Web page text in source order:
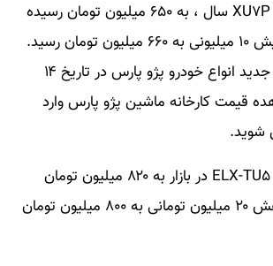
همچنین پژو پارس XU۷P سال ، به ۶۵۰ میلیون تومان رسیده
است وامروز با افزایش ۱۰ میلیونی به ۶۶۰ میلیون تومان رسید.
قیمت کارخانه ماشین پژو پارس وارد
شوید.
همچنین پژو پارس ELX-TU۵ در بازار به ۸۲۰ میلیون تومان
رسید و امروز با کاهش ۲۰ میلیون تومانی به ۸۰۰ میلیون تومان